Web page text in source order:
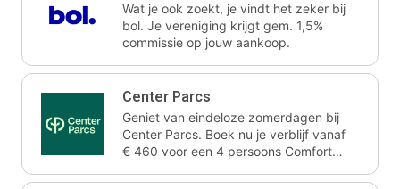
Wat je ook zoekt, je vindt het zeker bij
bol. Je vereniging krijgt gem. 1,5%
commissie op jouw aankoop.
Center Parcs
Geniet van eindeloze zomerdagen bij
Center Parcs. Boek nu je verblijf vanaf
€ 460 voor een 4 persoons Comfort
je vereniging gem. 2,4% commissie.